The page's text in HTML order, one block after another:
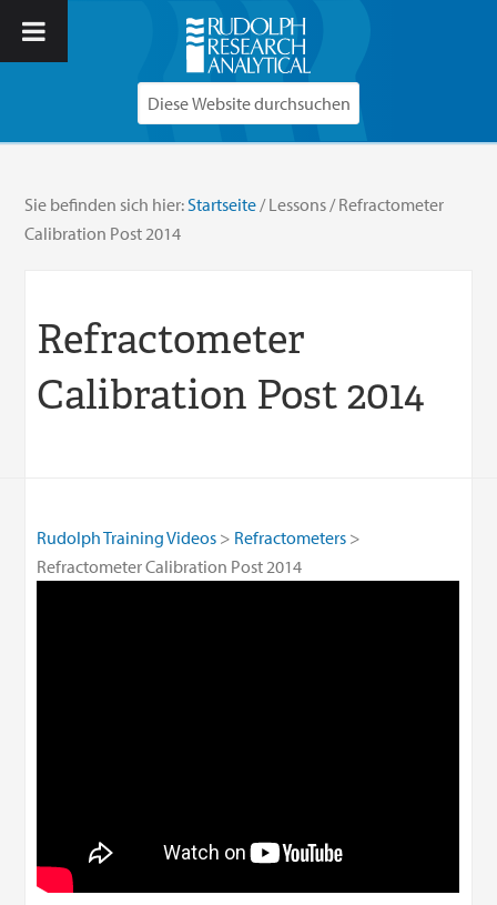
Sie befinden sich hier: Startseite /Lessons /Refractometer
Calibration Post 2014
Refractometer
Calibration Post 2014
Rudolph Training Videos
Refractometers
Refractometer Calibration Post 2014